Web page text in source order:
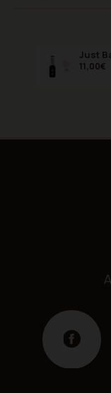
11,00€